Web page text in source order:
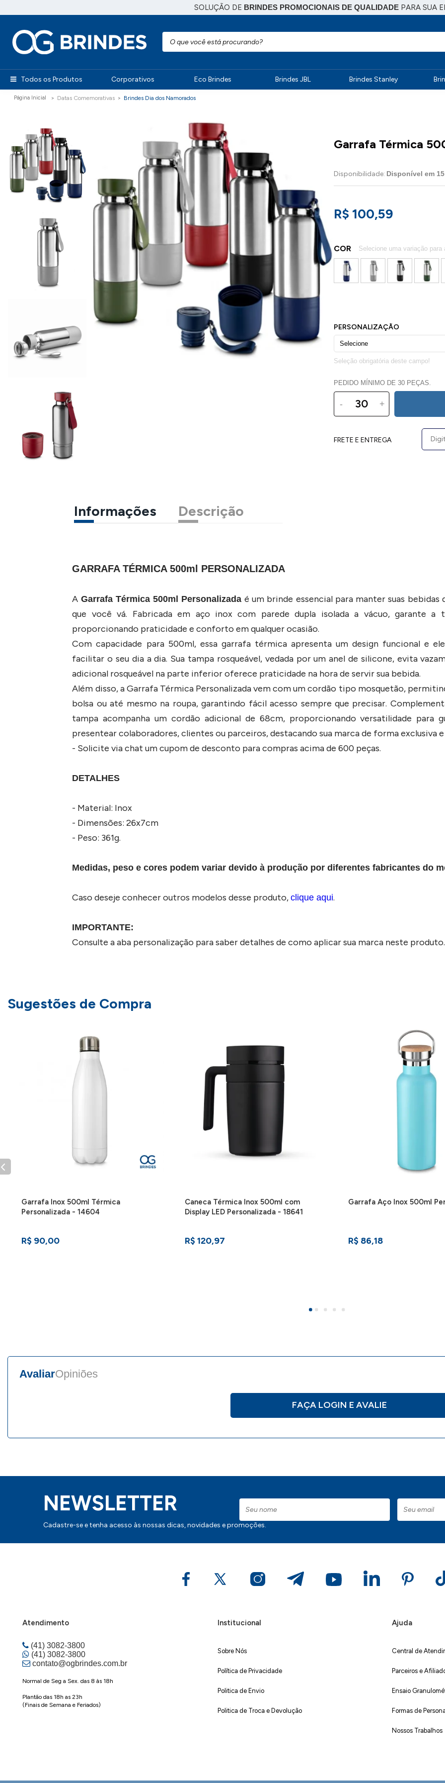
SOLUÇÃO DE BRINDES PROMOCIONAIS DE QUALIDADEPARA SUA
Todos os Produtos Corporativos Eco Brindes Brindes JBL Brindes Stanley
Datas Comemorativas Brindes Dia dos Namorados
Garrafa Térmica
Disponibilidade: Disponível em 15
R$ 100,59
COR
PEDIDO MÍNIMO DE 30 PEÇAS.
- +
FRETE E ENTREGA
Informações Descrição
GARRAFA TÉRMICA 500ml PERSONALIZADA
A Garrafa Térmica 500ml Personalizada é um brinde essencial para manter suas
que você vá. Fabricada em aço inox com parede dupla isolada a vácuo, garante a
proporcionando praticidade e conforto em qualquer ocasião.
Com capacidade para 500ml, essa garrafa térmica apresenta um design funcional e
facilitar o seu dia a dia. Sua tampa rosqueável, vedada por um anel de silicone, evita
adicional rosqueável na parte inferior oferece praticidade na hora de servir sua bebida.
Além disso, a Garrafa Térmica Personalizada vem com um cordão tipo mosquetão,
bolsa ou até mesmo na roupa, garantindo fácil acesso sempre que precisar.
tampa acompanha um cordão adicional de 68cm, proporcionando versatilidade para
presentear colaboradores, clientes ou parceiros, destacando sua marca de forma exclusiva
- Solicite via chat um cupom de desconto para compras acima de 600 peças.
DETALHES
- Material: Inox
- Dimensões: 26x7cm
- Peso: 361g.
Medidas, peso e cores podem variar devido à produção por diferentes fabricantes do
Caso deseje conhecer outros modelos desse produto,clique aqui.
IMPORTANTE:
Consulte a aba personalização para saber detalhes de como aplicar sua marca neste produto.
Sugestões de Compra
Garrafa Inox 500ml Térmica
Personalizada - 14604
R$ 90,00
Caneca Térmica Inox 500ml com
Display LED Personalizada - 18641
R$ 120,97
Garrafa Aço Inox 500ml
R$ 86,18
AvaliarOpiniões
FAÇA LOGIN E AVALIE
NEWSLETTER
Cadastre-se e tenha acesso às nossas dicas, novidades e promoções.
Atendimento
(41) 3082-3800
(41) 3082-3800
contato@ogbrindes.com.br
Normal de Seg a Sex. das 8 às 18h
Plantão das 18h as 23h
(Finais de Semana e Feriados)
Institucional
Sobre Nós
Política de Privacidade
Politica de Envio
Politica de Troca e Devolução
Ajuda
Central de
Parceiros e
Ensaio
Formas de
Nossos Trabalhos